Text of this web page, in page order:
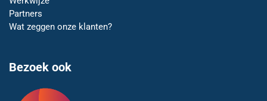
Partners
Wat zeggen onze klanten?
Bezoek ook